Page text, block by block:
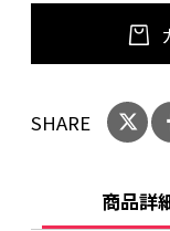
サイズにも
のひらサイ
変わり経年変
SHARE
商品詳